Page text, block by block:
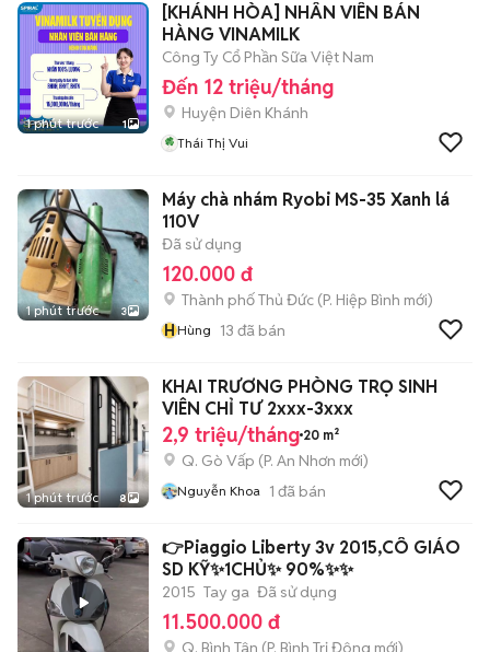
1 phút trước 1
[KHÁNH HÒA] NHÂN VIÊN BÁN
HÀNG VINAMILK
Công Ty Cổ Phần Sữa Việt Nam
Đến 12 triệu/tháng
Huyện Diên Khánh
Thái Thị Vui
1 phút trước 3
Máy chà nhám Ryobi MS-35 Xanh lá
110V
Đã sử dụng
120.000 đ
Thành phố Thủ Đức (P. Hiệp Bình mới)
HHùng 13 đã bán
1 phút trước 8
KHAI TRƯƠNG PHÒNG TRỌ SINH
VIÊN CHỈ TƯ 2xxx-3xxx
2,9 triệu/tháng 20 m²
Q. Gò Vấp (P. An Nhơn mới)
Nguyễn Khoa 1 đã bán
👉Piaggio Liberty 3v 2015,CÔ GIÁO
SD KỸ✨1CHỦ✨ 90%✨✨
2015 Tay ga Đã sử dụng
11.500.000 đ
Q. Bình Tân (P. Bình Trị Đông mới)